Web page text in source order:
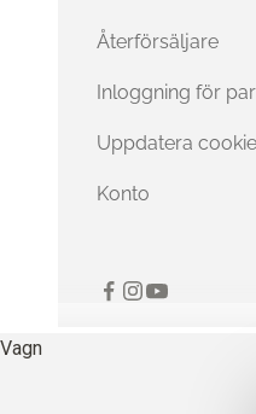
Återförsäljare
Inloggning för
Uppdatera
Konto
Vagn